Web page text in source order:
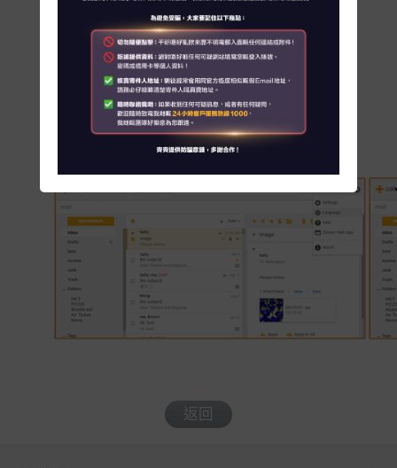
關於我們
客戶資訊
聯絡我們
客戶服務中心地址
English
新增功能 連繫綜合雲端平台
新增功能可連繫 Microsoft One Drive 及
Dropbox 一眾雲端平台，讓客戶從各雲端平
台直接存取檔案作電郵附件之用，方便快
返回